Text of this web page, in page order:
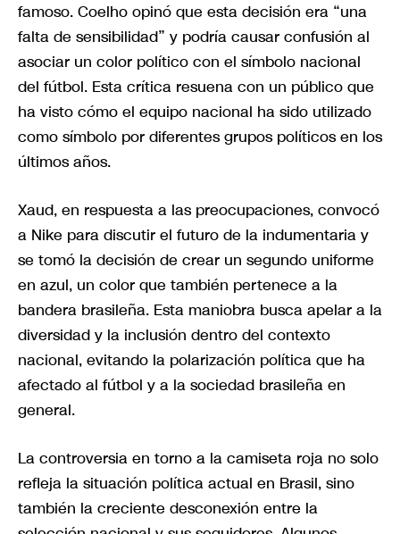
famoso. Coelho opinó que esta decisión era “una
falta de sensibilidad” y podría causar confusión al
asociar un color político con el símbolo nacional
del fútbol. Esta crítica resuena con un público que
ha visto cómo el equipo nacional ha sido utilizado
como símbolo por diferentes grupos políticos en los
últimos años.
Xaud, en respuesta a las preocupaciones, convocó
a Nike para discutir el futuro de la indumentaria y
se tomó la decisión de crear un segundo uniforme
en azul, un color que también pertenece a la
bandera brasileña. Esta maniobra busca apelar a la
diversidad y la inclusión dentro del contexto
nacional, evitando la polarización política que ha
afectado al fútbol y a la sociedad brasileña en
general.
La controversia en torno a la camiseta roja no solo
refleja la situación política actual en Brasil, sino
también la creciente desconexión entre la